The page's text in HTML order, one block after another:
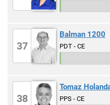
37
Balman 1200
PDT - CE
38
Tomaz
PPS - CE